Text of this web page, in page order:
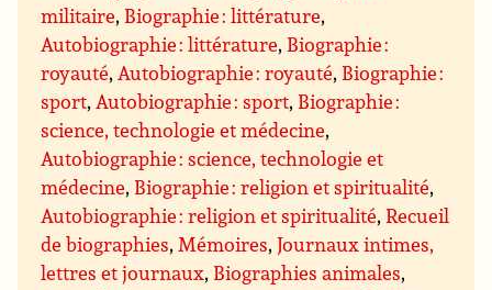
militaire, Biographie : littérature,
Autobiographie : littérature, Biographie :
royauté,Autobiographie : royauté, Biographie :
sport,Autobiographie : sport, Biographie :
science, technologie et médecine,
Autobiographie : science, technologie et
médecine, Biographie : religion et spiritualité,
Autobiographie : religion et spiritualité,Recueil
de biographies,Mémoires,Journaux intimes,
lettres et journaux, Biographies animales,